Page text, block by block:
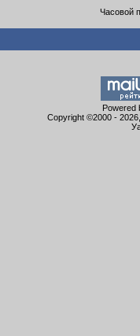
Часовой
Powered
Copyright ©2000 -